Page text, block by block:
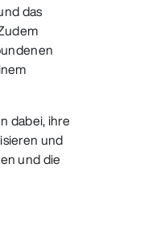
das
dabei, ihre
und
und die